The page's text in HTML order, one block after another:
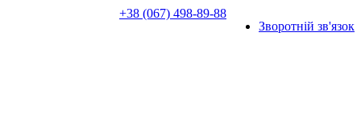
+38 (067) 498-89-88
Зворотній зв'язок